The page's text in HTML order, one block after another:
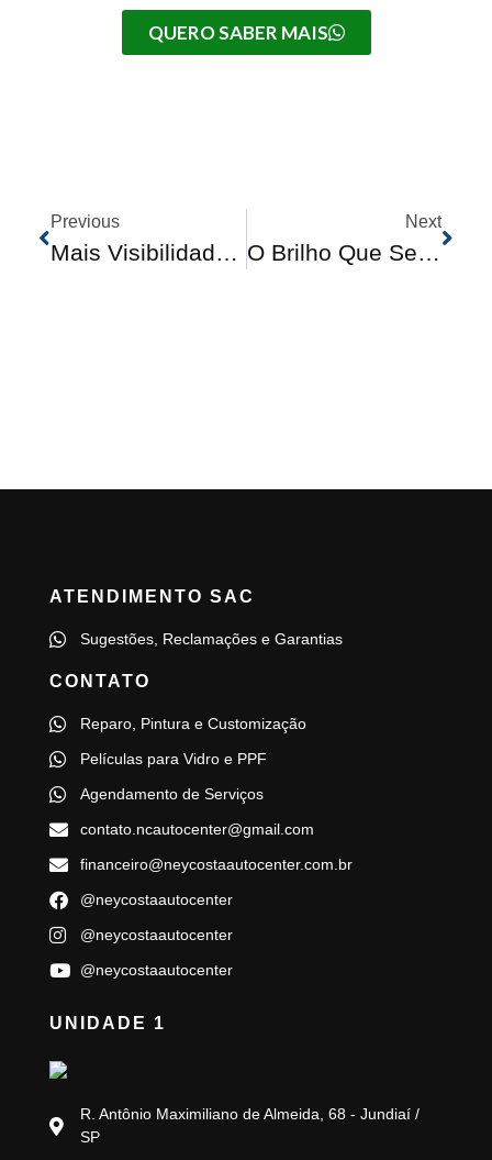
QUERO SABER MAIS
Previous
Mais Visibilidade E Segurança: Por Que As Lâmpadas De Farol LED São Uma Escolha Inteligente Para Seu Carro
Next
O Brilho Que Seu Carro Merece: O Que É O Polimento Automotivo E Por Que Realizá-Lo?
ATENDIMENTO SAC
Sugestões, Reclamações e Garantias
CONTATO
Reparo, Pintura e Customização
Películas para Vidro e PPF
Agendamento de Serviços
contato.ncautocenter@gmail.com
financeiro@neycostaautocenter.com.br
@neycostaautocenter
@neycostaautocenter
@neycostaautocenter
UNIDADE 1
R. Antônio Maximiliano de Almeida, 68 - Jundiaí /
SP